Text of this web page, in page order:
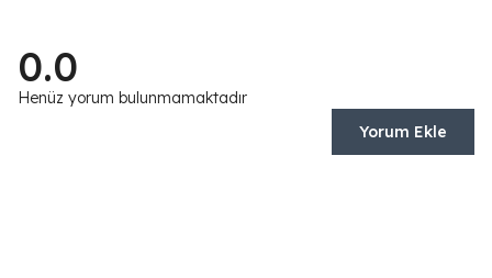
0.0
Henüz yorum bulunmamaktadır
Yorum Ekle